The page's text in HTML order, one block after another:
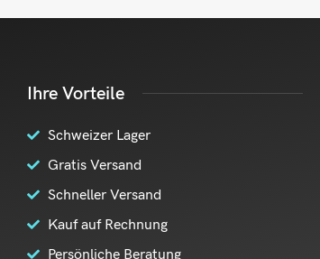
Ihre Vorteile
Schweizer Lager
Gratis Versand
Schneller Versand
Kauf auf Rechnung
Persönliche Beratung